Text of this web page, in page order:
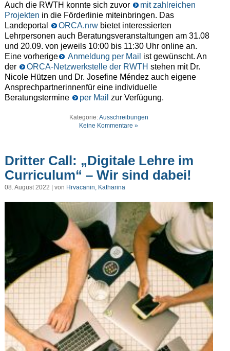
Auch die RWTH konnte sich zuvor
mit zahlreichen
Projekten in die Förderlinie miteinbringen. Das
Landeportal
ORCA.nrwbietet interessierten
Lehrpersonen auch Beratungsveranstaltungen am 31.08
und 20.09. von jeweils 10:00 bis 11:30 Uhr online an.
Eine vorherige
Anmeldung per Mail ist gewünscht. An
der
ORCA-Netzwerkstelle der RWTH stehen mit Dr.
Nicole Hützen und Dr. Josefine Méndez auch eigene
Ansprechpartnerinnenfür eine individuelle
Beratungstermine
per Mail zur Verfügung.
Kategorie:Ausschreibungen
Keine Kommentare »
Dritter Call: „Digitale Lehre im
Curriculum“ – Wir sind dabei!
08. August 2022 | von Hrvacanin, Katharina